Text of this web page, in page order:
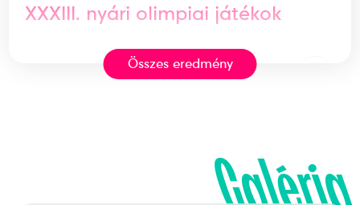
XXXIII. nyári olimpiai játékok
Rövidtávfutás 200 m
2023. aug.
Összes eredmény